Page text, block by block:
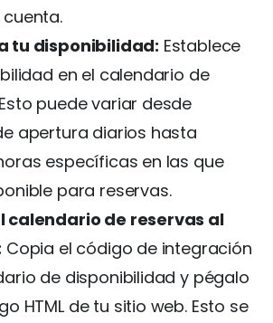
tu disponibilidad: Establece
en el calendario de
puede variar desde
apertura diarios hasta
específicas en las que
para reservas.
calendario de reservas al
Copia el código de integración
de disponibilidad y pégalo
HTML de tu sitio web. Esto se